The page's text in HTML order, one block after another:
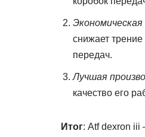
Экономическая
снижает
передач.
Лучшая
качество его
Итог: Atf dexron iii